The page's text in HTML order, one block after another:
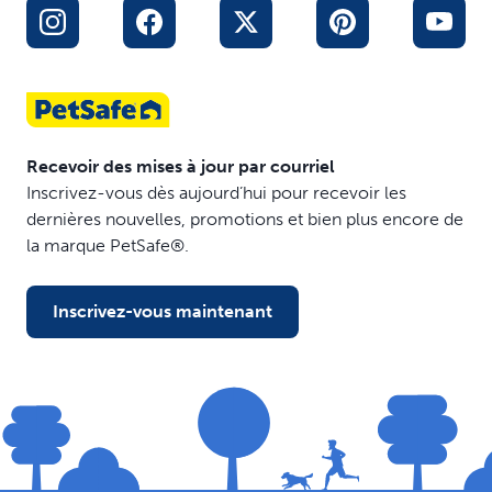
compagnie qui sont à la recherche de produits fiables,
efficaces et recommandés par des experts pour
Recevoir des mises à jour par courriel
Inscrivez-vous dès aujourd’hui pour recevoir les
dernières nouvelles, promotions et bien plus encore de
la marque PetSafe®.
Inscrivez-vous maintenant